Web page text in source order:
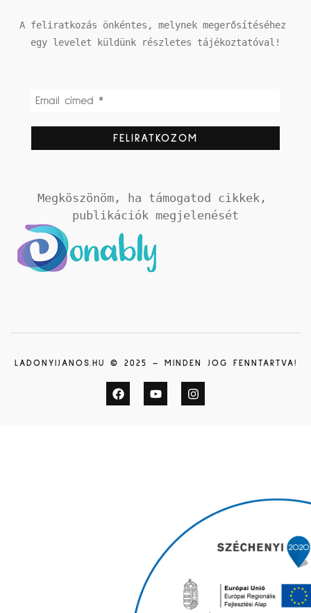
A feliratkozás önkéntes, melynek megerősítéséhez
egy levelet küldünk részletes tájékoztatóval!
Megköszönöm, ha támogatod cikkek,
publikációk megjelenését
LADONYIJANOS.HU © 2025 – MINDEN JOG FENNTARTVA!